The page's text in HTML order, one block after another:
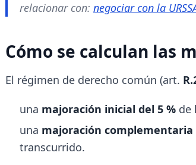
relacionar con: negociar con la
Cómo se calculan las
El régimen de derecho común (art.
una majoración inicial del 5 % de
una majoración complementaria
transcurrido.